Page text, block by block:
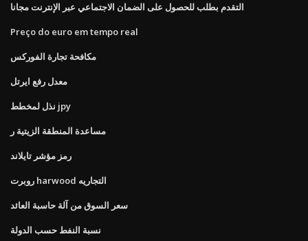
التقدم بطلب للحصول على الضمان الاجتماعي عبر الإنترنت مجانا
Preço do euro em tempo real
مكافحة تجارة الفوركس
معدل رفع ايرتل
نذل لمخطط jpy
مساعدة المنطقة الزيتية ر
رمز مؤشر تايلاند
روبرت harwood التجاريه
سعر السوق من آلة حاسبة العائد
نسبة النفط حسب الدولة